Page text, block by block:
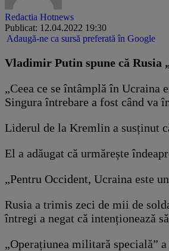
Redactia Hotnews
Publicat: 12.04.2022 19:30
Adaugă-ne ca sursă preferată în Google
​​Vladimir Putin spune că Rusia
„Ceea ce se întâmplă în Ucraina
Singura întrebare a fost când va
Liderul de la Kremlin a susținut
El a adăugat că urmărește
„Pentru Occident, Ucraina este
Rusia a trimis zeci de mii de
întregi a negat că intenționează
„Operațiunea militară specială”